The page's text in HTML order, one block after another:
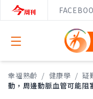
Open menu
幸福熟齡 / 健康學 / 疑
動，周邊動脈血管可能阻